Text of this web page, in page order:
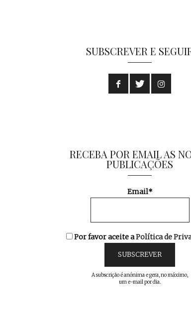
SUBSCREVER E
RECEBA POR EMAIL AS
PUBLICAÇÕES
Email*
Por favor aceite aPolítica de
A subscrição é anónima e gera, no máximo,
um e-mail por dia.